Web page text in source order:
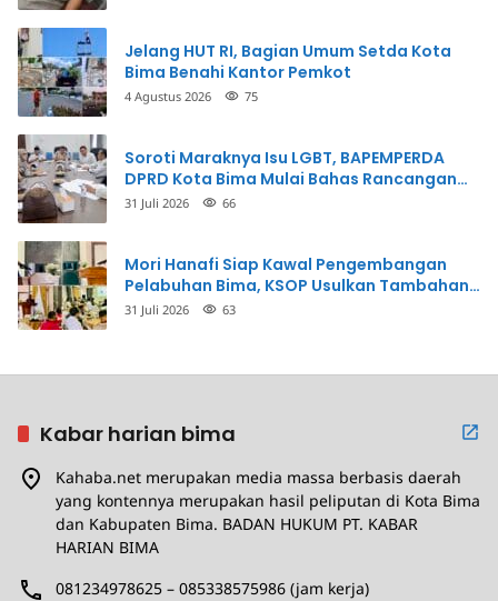
Jelang HUT RI, Bagian Umum Setda Kota
Bima Benahi Kantor Pemkot
4 Agustus 2026 75
Soroti Maraknya Isu LGBT, BAPEMPERDA
DPRD Kota Bima Mulai Bahas Rancangan
Perda Pencegahan
31 Juli 2026 66
Mori Hanafi Siap Kawal Pengembangan
Pelabuhan Bima, KSOP Usulkan Tambahan
Dermaga Rp400 Miliar
31 Juli 2026 63
Kabar harian bima
Kahaba.net merupakan media massa berbasis daerah
yang kontennya merupakan hasil peliputan di Kota Bima
dan Kabupaten Bima. BADAN HUKUM PT. KABAR
HARIAN BIMA
081234978625 – 085338575986 (jam kerja)